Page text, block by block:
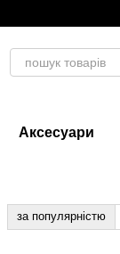
Аксесуари
за популярністю